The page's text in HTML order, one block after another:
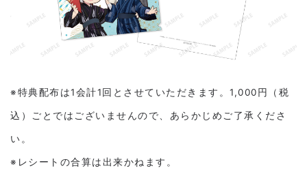
※特典配布は1会計1回とさせていただきます。1,000円（税
込）ごとではございませんので、あらかじめご了承くださ
い。
※レシートの合算は出来かねます。